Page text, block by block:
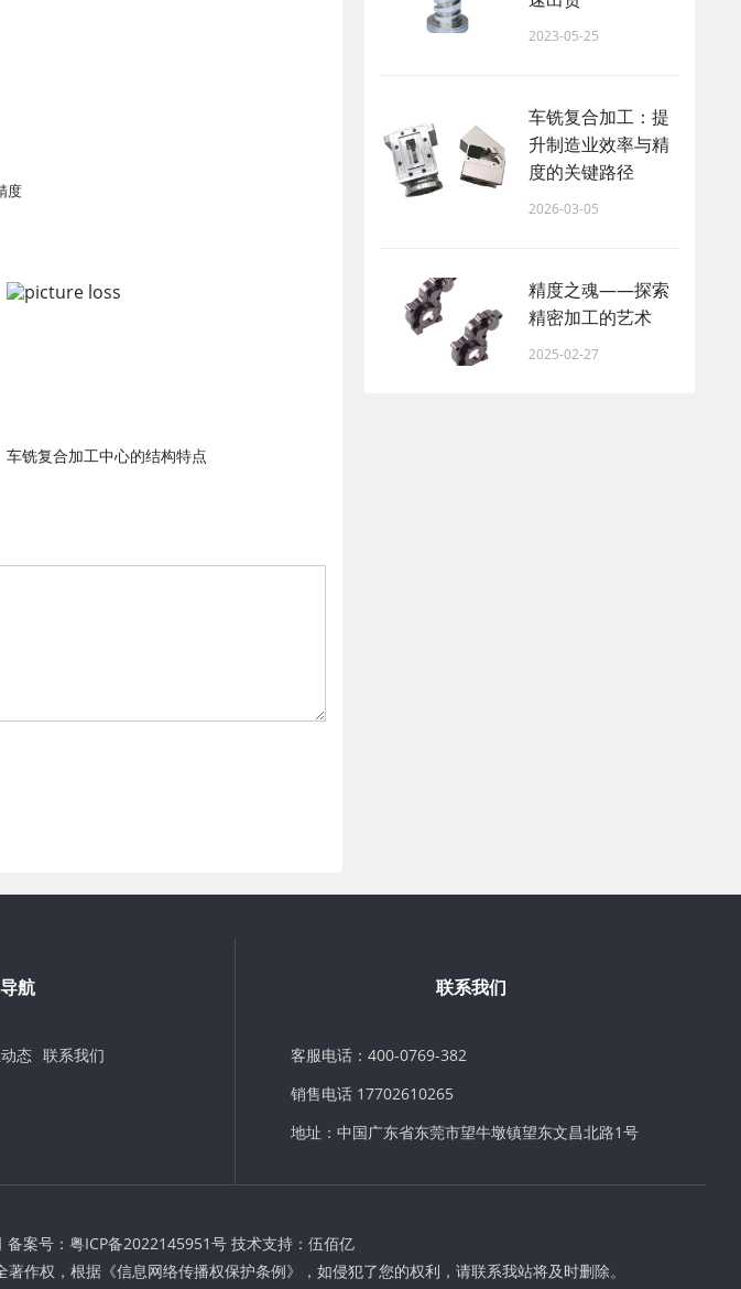
度
车铣复合加工中心的结构特点
2023-05-25
车铣复合加工：提
升制造业效率与精
度的关键路径
2026-03-05
精度之魂——探索
精密加工的艺术
2025-02-27
航
态 联系我们
联系我们
客服电话：400-0769-382
销售电话 17702610265
地址：中国广东省东莞市望牛墩镇望东文昌北路1号
案号： 粤ICP备2022145951号 技术支持： 伍佰亿
作权，根据《信息网络传播权保护条例》，如侵犯了您的权利，请联系我站将及时删除。